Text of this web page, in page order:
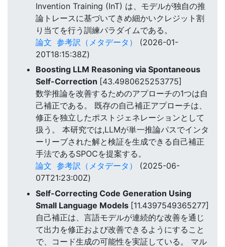
Invention Training (InT) は、モデルが独自の推
論トレースに基づいてきめ細かいクレジット割
り当てを行う訓練パラダイムである。
論文 参考訳（メタデータ）
(2026-01-
20T18:15:38Z)
Boosting LLM Reasoning via Spontaneous
Self-Correction [43.4980625253775]
数学推論を改善するためのアプローチの1つは自
己補正である。 既存の自己補正アプローチは、
修正を独立したポストジェネレーションとして
扱う。 本研究では,LLMが単一推論パスでインタ
ーリーブされた解と検証を生成できる自己補正
手法であるSPOCを提案する。
論文 参考訳（メタデータ）
(2025-06-
07T21:23:00Z)
Self-Correcting Code Generation Using
Small Language Models [11.4397549365277]
自己補正は、言語モデルが連続的な改善を通じ
て出力を修正および改善できるようにすること
で、コード生成の可能性を実証している。 マル